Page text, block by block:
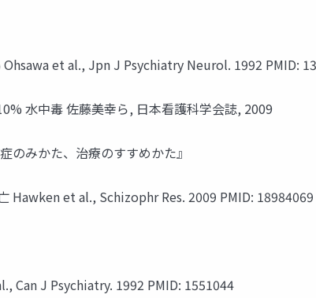
et al., Jpn J Psychiatry Neurol. 1992 PMID:
水中毒 佐藤美幸ら, 日本看護科学会誌, 2009
のみかた、治療のすすめかた』
Hawken et al., Schizophr Res. 2009 PMID: 18984069
Can J Psychiatry. 1992 PMID: 1551044